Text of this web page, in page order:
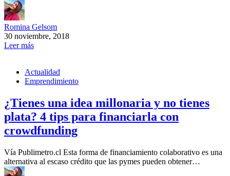
Romina Gelsom
30 noviembre, 2018
Leer más
Actualidad
Emprendimiento
¿Tienes una idea millonaria y no tienes
plata? 4 tips para financiarla con
crowdfunding
Vía Publimetro.cl Esta forma de financiamiento colaborativo es una
alternativa al escaso crédito que las pymes pueden obtener…